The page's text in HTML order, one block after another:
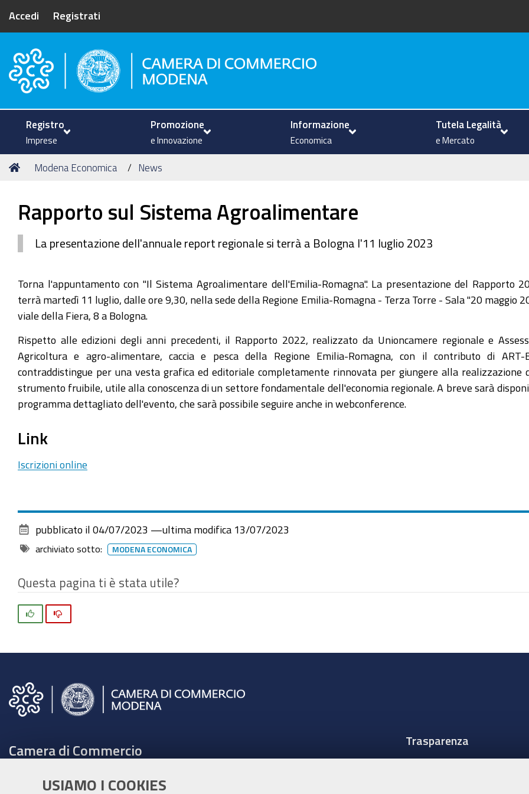
USIAMO I COOKIES
Accedi Registrati
Camera di Commercio di Modena
Registro
Imprese
Promozione
e Innovazione
Informazione
Economica
Tutela Legalità
e Mercato
Tu
Home
Modena Economica News
Rapporto sul Sistema Agroalimentare
La presentazione dell'annuale report regionale si terrà a Bologna l'11 luglio 2023
Torna l'appuntamento con "Il Sistema Agroalimentare dell'Emilia-Romagna". La presentazione del Rapporto
terrà martedì 11 luglio, dalle ore 9,30, nella sede della Regione Emilia-Romagna - Terza Torre - Sala "20 maggio
viale della Fiera, 8 a Bologna.
Rispetto alle edizioni degli anni precedenti, il Rapporto 2022, realizzato da Unioncamere regionale e
Agricoltura e agro-alimentare, caccia e pesca della Regione Emilia-Romagna, con il contributo di ART-
contraddistingue per una vesta grafica ed editoriale completamente rinnovata per giungere alla realizzazione
strumento fruibile, utile alla conoscenza di un settore fondamentale dell'economia regionale. A breve sarà
programma dettagliato dell'evento, che sarà possibile seguire anche in webconference.
Link
Iscrizioni online
pubblicato il 04/07/2023 —ultima modifica 13/07/2023
archiviato sotto: MODENA ECONOMICA
Questa pagina ti è stata utile?
Camera di Commercio
Tel. 059208111 -URP
Trasparenza